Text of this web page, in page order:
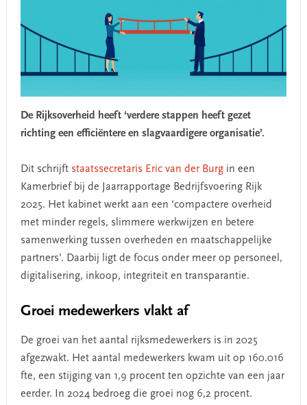
De Rijksoverheid heeft ‘verdere stappen heeft gezet
richting een efficiëntere en slagvaardigere organisatie’.
Dit schrijft staatssecretaris Eric van der Burgin een
Kamerbrief bij de Jaarrapportage Bedrijfsvoering Rijk
2025. Het kabinet werkt aan een ‘compactere overheid
met minder regels, slimmere werkwijzen en betere
samenwerking tussen overheden en maatschappelijke
partners’. Daarbij ligt de focus onder meer op personeel,
digitalisering, inkoop, integriteit en transparantie.
Groei medewerkers vlakt af
De groei van het aantal rijksmedewerkers is in 2025
afgezwakt. Het aantal medewerkers kwam uit op 160.016
fte, een stijging van 1,9 procent ten opzichte van een jaar
eerder. In 2024 bedroeg die groei nog 6,2 procent.